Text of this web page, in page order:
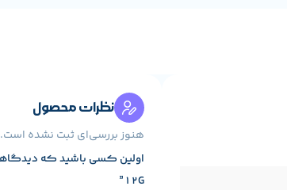
نظرات محصول
هنوز بررسی‌ای ثبت نشده است.
12G”